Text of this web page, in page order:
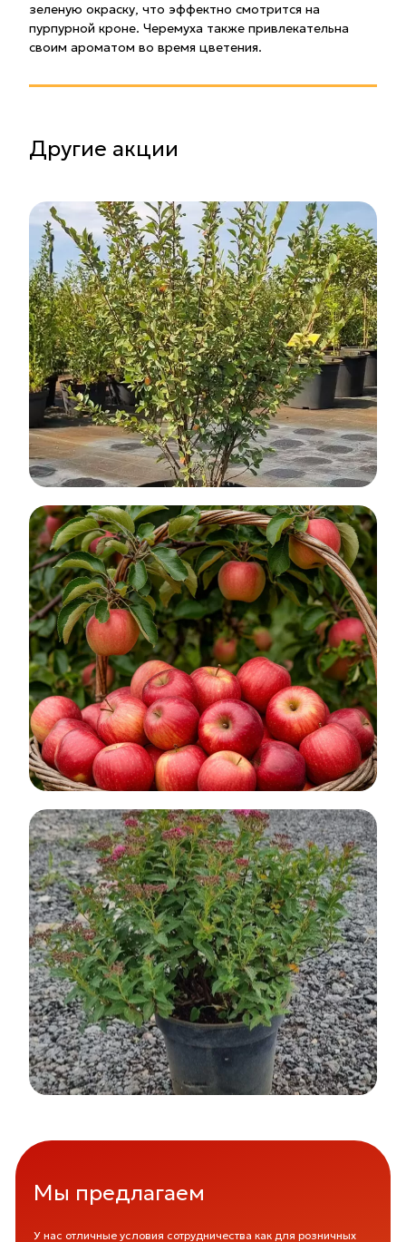
зеленую окраску, что эффектно смотрится на
пурпурной кроне. Черемуха также привлекательна
своим ароматом во время цветения.
Другие акции
Акция: Скидка 50% на всю клубнику и
35% на растения в контейнерах
До конца августа 2026 г.
Акция: Скидка 30% на 3-х летние
яблони
с 1 по 31 июля
Мы предлагаем
У нас отличные условия сотрудничества как для розничных